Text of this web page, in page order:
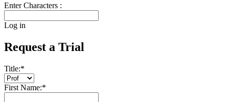
Enter Characters :
Log in
Request a Trial
Title:*
First Name:*